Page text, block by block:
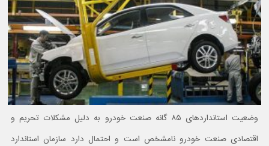
وضعیت استانداردهای ۸۵ گانه صنعت خودرو به دلیل مشکلات تحریم و
اقتصادی صنعت خودرو نامشخص است و احتمال دارد سازمان استاندارد